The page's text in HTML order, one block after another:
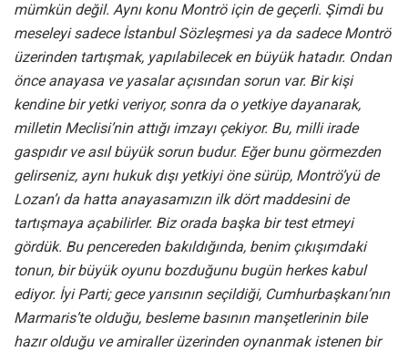
mümkün değil. Aynı konu Montrö için de geçerli. Şimdi bu
meseleyi sadece İstanbul Sözleşmesi ya da sadece Montrö
üzerinden tartışmak, yapılabilecek en büyük hatadır. Ondan
önce anayasa ve yasalar açısından sorun var. Bir kişi
kendine bir yetki veriyor, sonra da o yetkiye dayanarak,
milletin Meclisi’nin attığı imzayı çekiyor. Bu, milli irade
gaspıdır ve asıl büyük sorun budur. Eğer bunu görmezden
gelirseniz, aynı hukuk dışı yetkiyi öne sürüp, Montrö’yü de
Lozan’ı da hatta anayasamızın ilk dört maddesini de
tartışmaya açabilirler. Biz orada başka bir test etmeyi
gördük. Bu pencereden bakıldığında, benim çıkışımdaki
tonun, bir büyük oyunu bozduğunu bugün herkes kabul
ediyor. İyi Parti; gece yarısının seçildiği, Cumhurbaşkanı’nın
Marmaris’te olduğu, besleme basının manşetlerinin bile
hazır olduğu ve amiraller üzerinden oynanmak istenen bir